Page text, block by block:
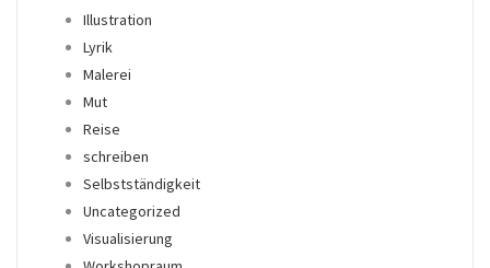
Illustration
Lyrik
Malerei
Mut
Reise
schreiben
Selbstständigkeit
Uncategorized
Visualisierung